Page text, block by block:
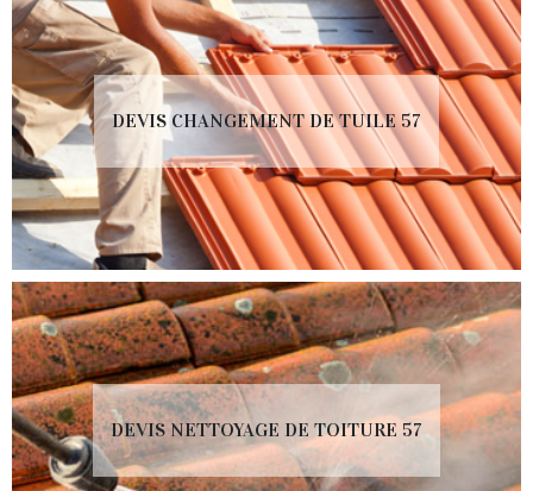
DEVIS CHANGEMENT DE TUILE 57
DEVIS NETTOYAGE DE TOITURE 57